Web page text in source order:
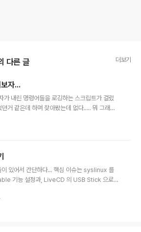
다른 글 더보기
자...
가 내린 명령어들을 로깅하는 스크립트가 걸렸
거 같은데 하며 찾아봤는데 없다..... 뭐 그래서
용하셨다....확실히 그게 더 깔끔하긴 한거같
은 exit시 두번을 해줘야 한다는거.. (script
이 있어서 간단하다... 핵심 이슈는 syslinux 를
기능 설정과, LiveCD 의 USB Stick 으로의
사용될 것은 /usr/bin/livecd-iso-to-disk 이다.